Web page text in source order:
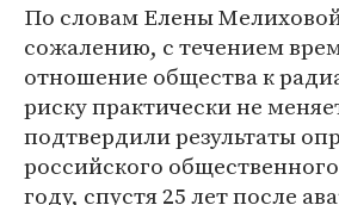
По словам Елены
сожалению, с течением
отношение общества к
риску практически не
подтвердили результаты
российского
году, спустя 25 лет после